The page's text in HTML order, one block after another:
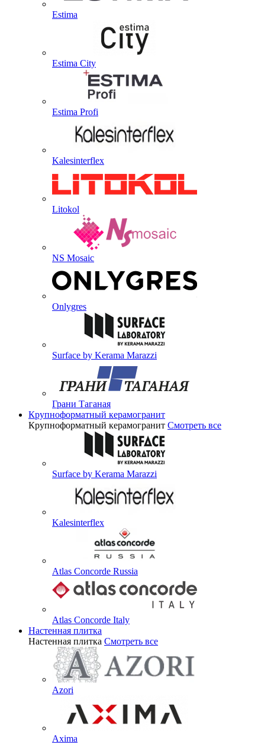
Estima
Estima City
Estima Profi
Kalesinterflex
Litokol
NS Mosaic
Onlygres
Surface by Kerama Marazzi
Грани Таганая
Крупноформатный керамогранит
Крупноформатный керамогранит Смотреть все
Surface by Kerama Marazzi
Kalesinterflex
Atlas Concorde Russia
Atlas Concorde Italy
Настенная плитка
Настенная плитка Смотреть все
Azori
Axima